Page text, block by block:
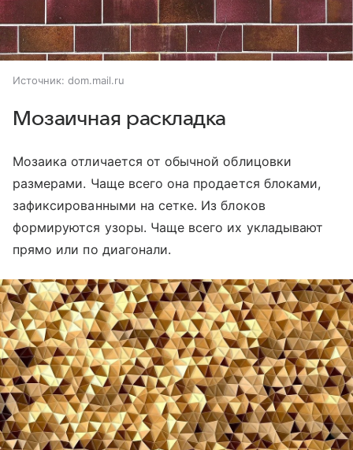
Источник: dom.mail.ru
Мозаичная раскладка
Мозаика отличается от обычной облицовки
размерами. Чаще всего она продается блоками,
зафиксированными на сетке. Из блоков
формируются узоры. Чаще всего их укладывают
прямо или по диагонали.